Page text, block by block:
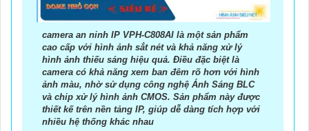
camera an ninh IP VPH-C808AI là một sản phẩm
cao cấp với hình ảnh sắt nét và khả năng xử lý
hình ảnh thiếu sáng hiệu quả. Điều đặc biệt là
camera có khả năng xem ban đêm rõ hơn với hình
ảnh màu, nhờ sử dụng công nghệ Ánh Sáng BLC
và chip xử lý hình ảnh CMOS. Sản phẩm này được
thiết kế trên nền tảng IP, giúp dễ dàng tích hợp với
nhiều hệ thống khác nhau